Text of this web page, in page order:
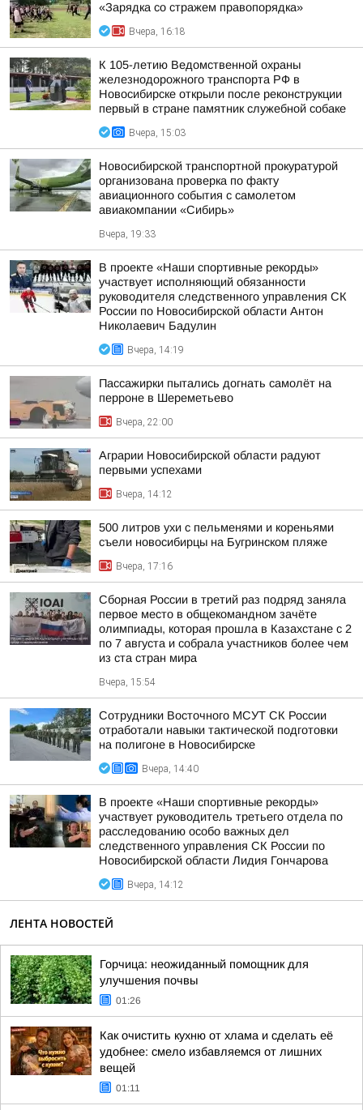
«Зарядка со стражем правопорядка»
Вчера, 16:18
К 105-летию Ведомственной охраны
железнодорожного транспорта РФ в
Новосибирске открыли после реконструкции
первый в стране памятник служебной собаке
Вчера, 15:03
Новосибирской транспортной прокуратурой
организована проверка по факту
авиационного события с самолетом
авиакомпании «Сибирь»
Вчера, 19:33
В проекте «Наши спортивные рекорды»
участвует исполняющий обязанности
руководителя следственного управления СК
России по Новосибирской области Антон
Николаевич Бадулин
Вчера, 14:19
Пассажирки пытались догнать самолёт на
перроне в Шереметьево
Вчера, 22:00
Аграрии Новосибирской области радуют
первыми успехами
Вчера, 14:12
500 литров ухи с пельменями и кореньями
съели новосибирцы на Бугринском пляже
Вчера, 17:16
Сборная России в третий раз подряд заняла
первое место в общекомандном зачёте
олимпиады, которая прошла в Казахстане с 2
по 7 августа и собрала участников более чем
из ста стран мира
Вчера, 15:54
Сотрудники Восточного МСУТ СК России
отработали навыки тактической подготовки
на полигоне в Новосибирске
Вчера, 14:40
В проекте «Наши спортивные рекорды»
участвует руководитель третьего отдела по
расследованию особо важных дел
следственного управления СК России по
Новосибирской области Лидия Гончарова
Вчера, 14:12
ЛЕНТА НОВОСТЕЙ
Горчица: неожиданный помощник для
улучшения почвы
01:26
Как очистить кухню от хлама и сделать её
удобнее: смело избавляемся от лишних
вещей
01:11